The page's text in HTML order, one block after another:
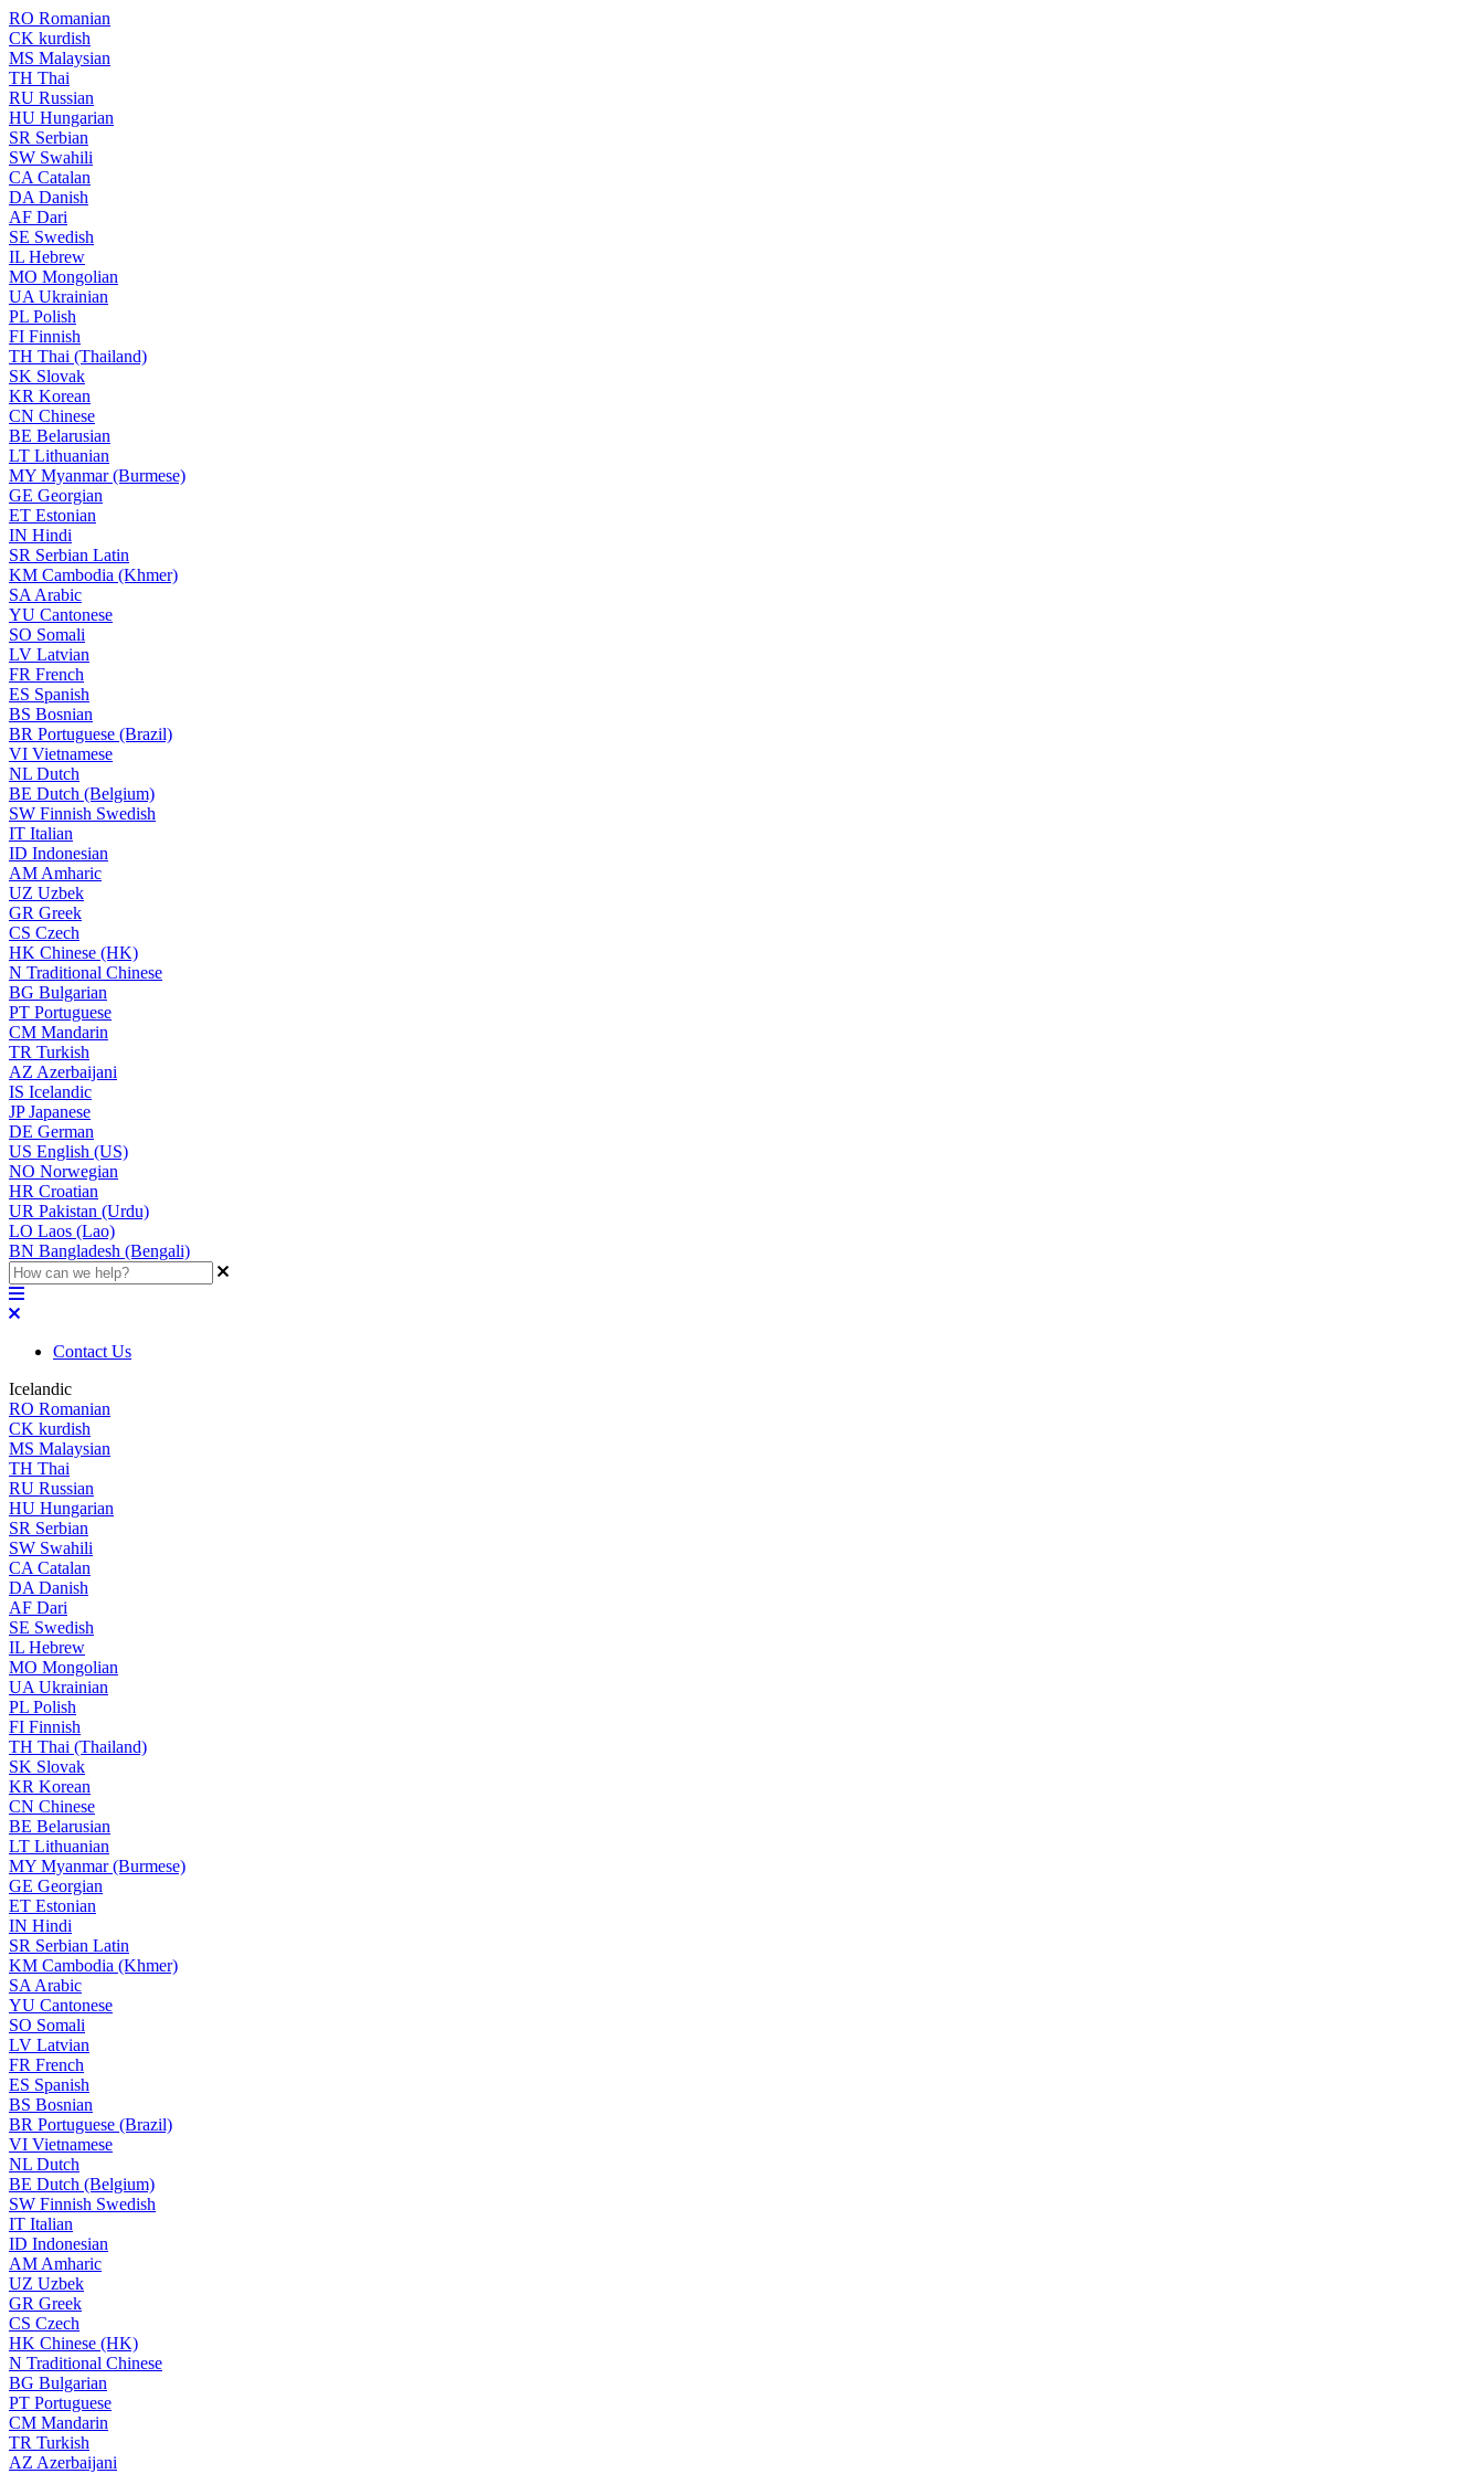
RO Romanian
CK kurdish
MS Malaysian
TH Thai
RU Russian
HU Hungarian
SR Serbian
SW Swahili
CA Catalan
DA Danish
AF Dari
SE Swedish
IL Hebrew
MO Mongolian
UA Ukrainian
PL Polish
FI Finnish
TH Thai (Thailand)
SK Slovak
KR Korean
CN Chinese
BE Belarusian
LT Lithuanian
MY Myanmar (Burmese)
GE Georgian
ET Estonian
IN Hindi
SR Serbian Latin
KM Cambodia (Khmer)
SA Arabic
YU Cantonese
SO Somali
LV Latvian
FR French
ES Spanish
BS Bosnian
BR Portuguese (Brazil)
VI Vietnamese
NL Dutch
BE Dutch (Belgium)
SW Finnish Swedish
IT Italian
ID Indonesian
AM Amharic
UZ Uzbek
GR Greek
CS Czech
HK Chinese (HK)
N Traditional Chinese
BG Bulgarian
PT Portuguese
CM Mandarin
TR Turkish
AZ Azerbaijani
IS Icelandic
JPJapanese
DE German
US English (US)
NO Norwegian
HR Croatian
UR Pakistan (Urdu)
LO Laos (Lao)
BN Bangladesh (Bengali)
Contact Us
Icelandic
RO Romanian
CK kurdish
MS Malaysian
TH Thai
RU Russian
HU Hungarian
SR Serbian
SW Swahili
CA Catalan
DA Danish
AF Dari
SE Swedish
IL Hebrew
MO Mongolian
UA Ukrainian
PL Polish
FI Finnish
TH Thai (Thailand)
SK Slovak
KR Korean
CN Chinese
BE Belarusian
LT Lithuanian
MY Myanmar (Burmese)
GE Georgian
ET Estonian
IN Hindi
SR Serbian Latin
KM Cambodia (Khmer)
SA Arabic
YU Cantonese
SO Somali
LV Latvian
FR French
ES Spanish
BS Bosnian
BR Portuguese (Brazil)
VI Vietnamese
NL Dutch
BE Dutch (Belgium)
SW Finnish Swedish
IT Italian
ID Indonesian
AM Amharic
UZ Uzbek
GR Greek
CS Czech
HK Chinese (HK)
N Traditional Chinese
BG Bulgarian
PT Portuguese
CM Mandarin
TR Turkish
AZ Azerbaijani